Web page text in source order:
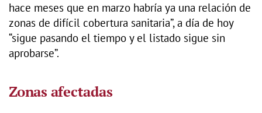
hace meses que en marzo habría ya una relación de
zonas de difícil cobertura sanitaria”, a día de hoy
“sigue pasando el tiempo y el listado sigue sin
aprobarse”.
Zonas afectadas